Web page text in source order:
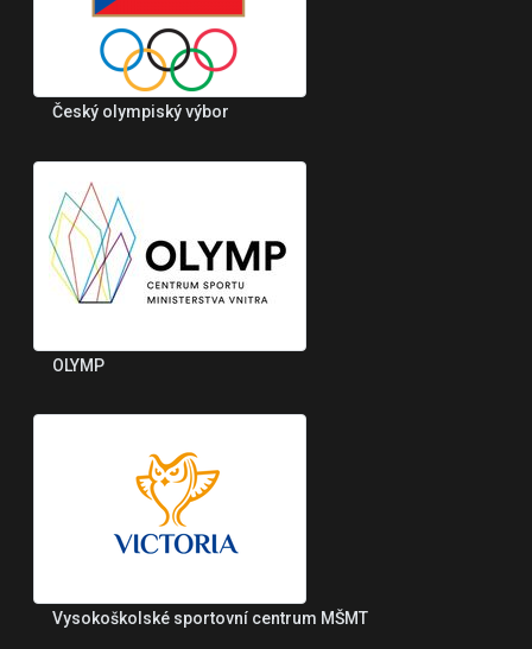
Český olympiský výbor
OLYMP
Vysokoškolské sportovní centrum MŠMT